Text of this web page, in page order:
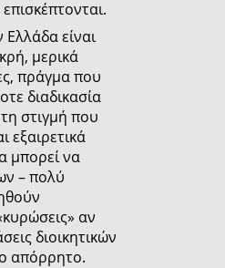
είναι
μερικά
πράγμα που
διαδικασία
στιγμή που
εξαιρετικά
μπορεί να
– πολύ
αν
διοικητικών
απόρρητο.